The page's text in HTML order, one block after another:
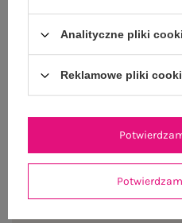
Rozmiar: S/M
Centrum Logistyczne Nadarzyn
Dostępny
Analityczne pliki
Reklamowe pliki